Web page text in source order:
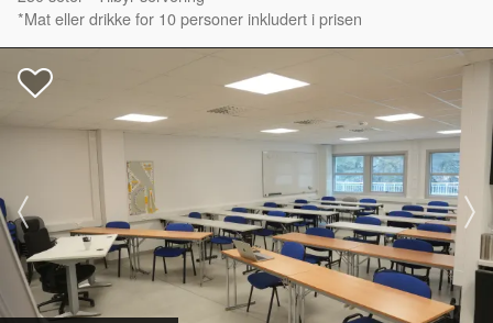
*Mat eller drikke for 10 personer inkludert i prisen